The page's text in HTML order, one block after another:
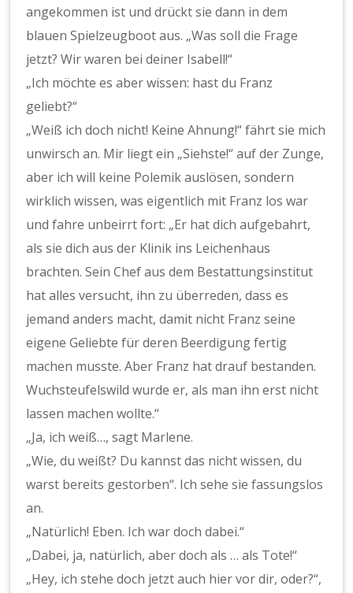
angekommen ist und drückt sie dann in dem
blauen Spielzeugboot aus. „Was soll die Frage
jetzt? Wir waren bei deiner Isabell!“
„Ich möchte es aber wissen: hast du Franz
geliebt?“
„Weiß ich doch nicht! Keine Ahnung!“ fährt sie mich
unwirsch an. Mir liegt ein „Siehste!“ auf der Zunge,
aber ich will keine Polemik auslösen, sondern
wirklich wissen, was eigentlich mit Franz los war
und fahre unbeirrt fort: „Er hat dich aufgebahrt,
als sie dich aus der Klinik ins Leichenhaus
brachten. Sein Chef aus dem Bestattungsinstitut
hat alles versucht, ihn zu überreden, dass es
jemand anders macht, damit nicht Franz seine
eigene Geliebte für deren Beerdigung fertig
machen musste. Aber Franz hat drauf bestanden.
Wuchsteufelswild wurde er, als man ihn erst nicht
lassen machen wollte.“
„Ja, ich weiß…, sagt Marlene.
„Wie, du weißt? Du kannst das nicht wissen, du
warst bereits gestorben“. Ich sehe sie fassungslos
an.
„Natürlich! Eben. Ich war doch dabei.“
„Dabei, ja, natürlich, aber doch als … als Tote!“
„Hey, ich stehe doch jetzt auch hier vor dir, oder?“,